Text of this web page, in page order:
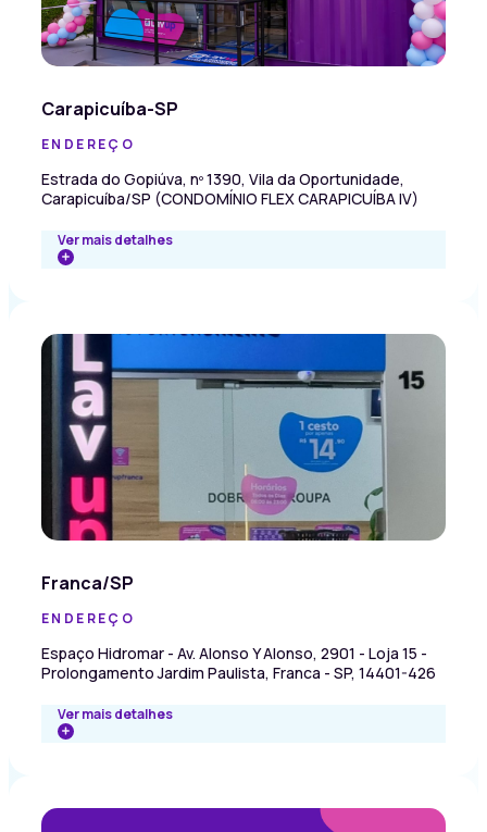
Carapicuíba-SP
ENDEREÇO
Estrada do Gopiúva, nº 1390, Vila da Oportunidade,
Carapicuíba/SP (CONDOMÍNIO FLEX CARAPICUÍBA IV)
Ver mais detalhes
Franca/SP
ENDEREÇO
Espaço Hidromar - Av. Alonso Y Alonso, 2901 - Loja 15 -
Prolongamento Jardim Paulista, Franca - SP, 14401-426
Ver mais detalhes